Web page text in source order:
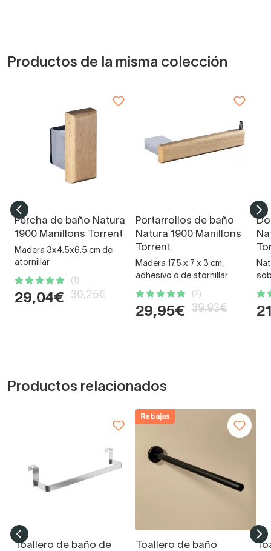
Productos de la misma colección
Percha de baño Natura
1900 Manillons Torrent
Madera 3x4.5x6.5 cm de
atornillar
(1)
29,04€ 30,25€
Portarrollos de baño
Natura 1900 Manillons
Torrent
Madera 17.5 x 7 x 3 cm,
adhesivo o de atornillar
(2)
29,95€ 39,93€
Productos relacionados
Toallero de baño de
Rebajas
Toallero de baño